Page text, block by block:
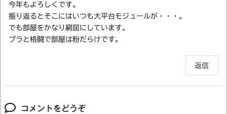
今年もよろしくです。
振り返るとそこにはいつも大平台モジュールが・・・。
でも部屋をかなり窮屈にしています。
プラと格闘で部屋は粉だらけです。
返信
コメントをどうぞ